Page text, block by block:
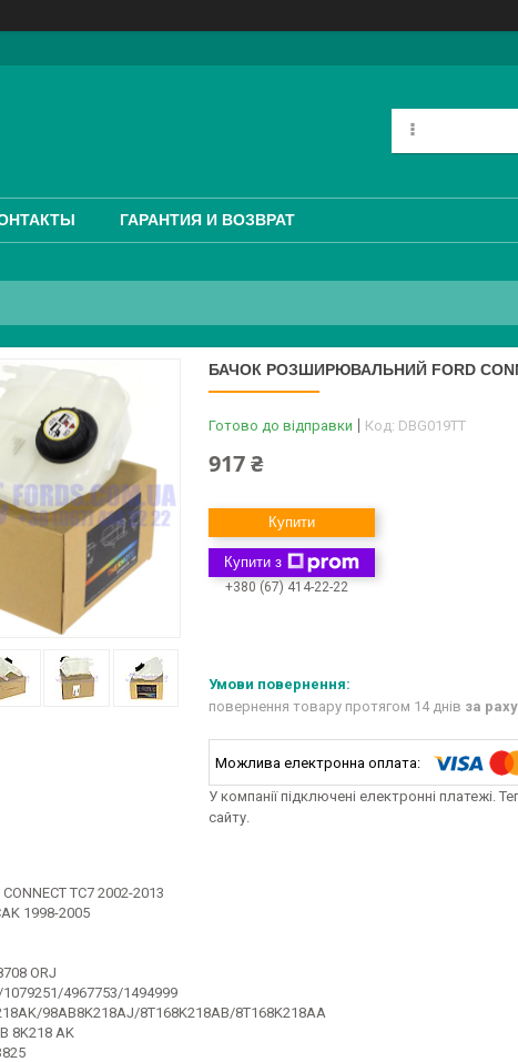
ГАРАНТИЯ И ВОЗВРАТ
БАЧОК РОЗШИРЮВАЛЬНИЙ FORD
Готово до відправки Код: DBG019TT
917 ₴
Купити
Купити з
+380 (67) 414-22-22
повернення товару протягом 14 днів за
У компанії підключені електронні платежі.
сайту.
TC7 2002-2013
1998-2005
ORJ
1079251/4967753/1494999
98AB8K218AJ/8T168K218AB/8T168K218AA
8K218 AK